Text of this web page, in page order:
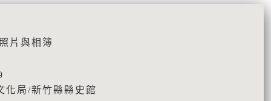
片與相簿
化局/新竹縣縣史館